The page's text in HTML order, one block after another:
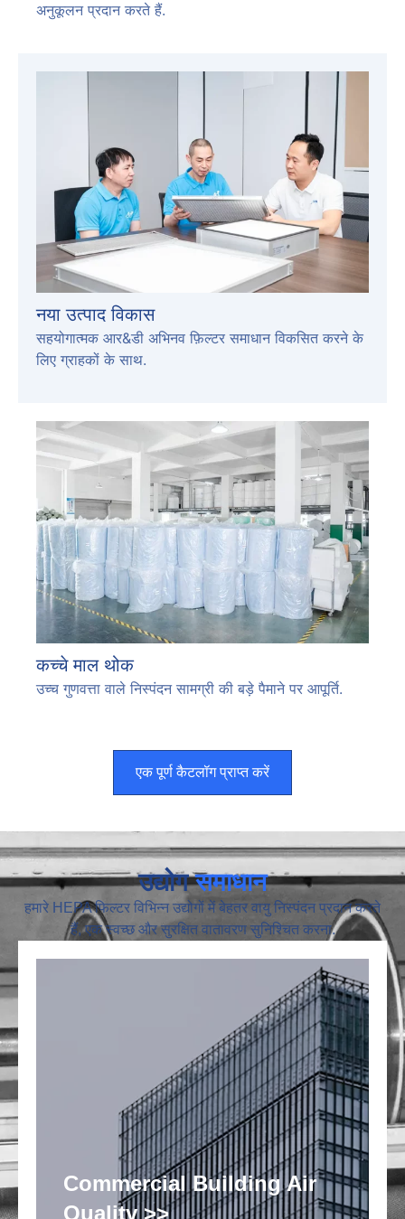
अनुकूलन प्रदान करते हैं.
नया उत्पाद विकास
सहयोगात्मक आर&डी अभिनव फ़िल्टर समाधान विकसित करने के
लिए ग्राहकों के साथ.
कच्चे माल थोक
उच्च गुणवत्ता वाले निस्पंदन सामग्री की बड़े पैमाने पर आपूर्ति.
एक पूर्ण कैटलॉग प्राप्त करें
उद्योगसमाधान
हमारे HEPA फिल्टर विभिन्न उद्योगों में बेहतर वायु निस्पंदन प्रदान करते
हैं, एक स्वच्छ और सुरक्षित वातावरण सुनिश्चित करना.
Commercial Building Air
Quality >>